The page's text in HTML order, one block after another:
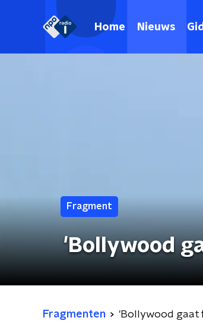
Home Nieuws
Fragment
'Bollywood
Fragmenten 'Bollywood gaat